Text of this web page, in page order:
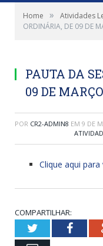
Home » Atividades
ORDINÁRIA, DE 09 DE
PAUTA DA
09 DE
POR CR2-ADMIN8 EM 9 DE
Clique aqui para
COMPARTILHAR:
Twitter